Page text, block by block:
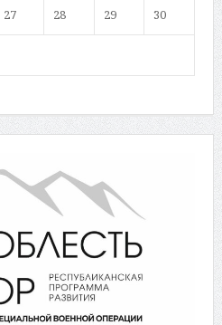
27 28 29 30